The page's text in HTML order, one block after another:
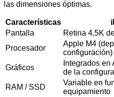
las dimensiones óptimas.
Características
Pantalla
Retina 4,5K
Procesador
Apple M4
configuración)
Gráficos
Integrados
de la
RAM / SSD
Variable en
equipamiento